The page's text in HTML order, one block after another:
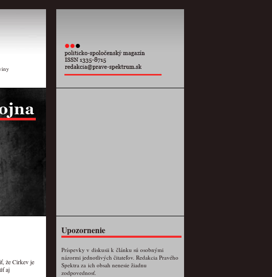
že Cirkev je
aj
Upozornenie
Príspevky v diskusii k článku sú osobnými
názormi jednotlivých čitateľov. Redakcia Pravého
Spektra za ich obsah nenesie žiadnu
zodpovednosť.